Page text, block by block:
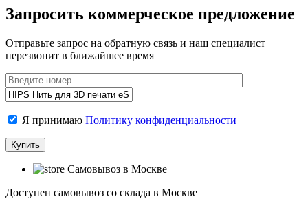
Запросить коммерческое предложение
Отправьте запрос на обратную связь и наш специалист
перезвонит в ближайшее время
Я принимаю Политику конфиденциальности
Самовывоз в Москве
Доступен самовывоз со склада в Москве